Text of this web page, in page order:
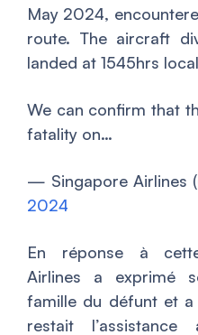
May 2024,
route. The aircraft
landed at 1545hrs
We can confirm that
fatality on…
— Singapore Airlines
2024
En réponse à
Airlines a exprimé
famille du défunt et
restait